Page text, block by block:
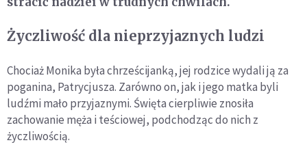
Życzliwość dla nieprzyjaznych ludzi
Chociaż Monika była chrześcijanką, jej rodzice wydali ją za
poganina, Patrycjusza. Zarówno on, jak i jego matka byli
ludźmi mało przyjaznymi. Święta cierpliwie znosiła
zachowanie męża i teściowej, podchodząc do nich z
życzliwością.